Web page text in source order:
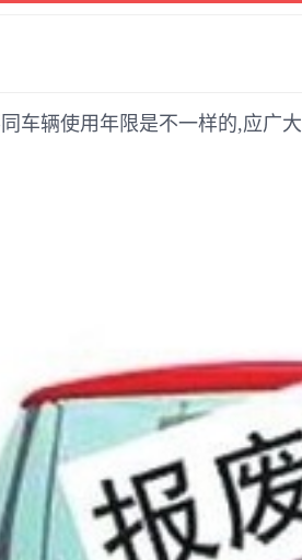
车辆使用年限是不一样的,应广